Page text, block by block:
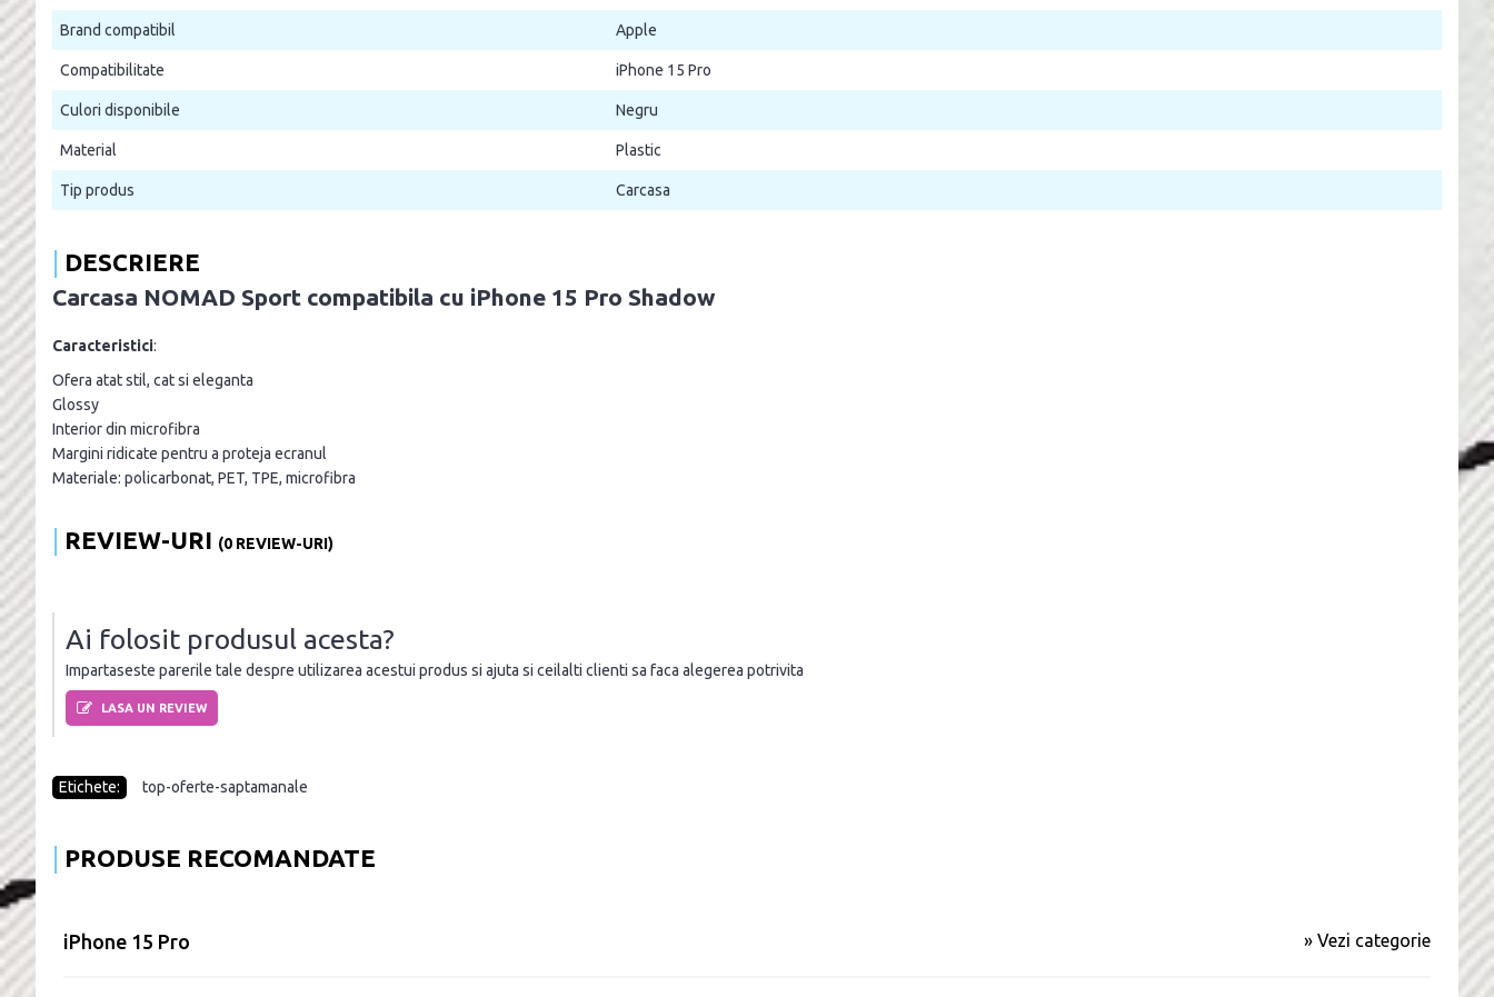
Brand compatibil Apple
Compatibilitate iPhone 15 Pro
Culori disponibile Negru
Material Plastic
Tip produs Carcasa
DESCRIERE
Carcasa NOMAD Sport compatibila cu iPhone 15 Pro Shadow
Caracteristici:
Ofera atat stil, cat si eleganta
Glossy
Interior din microfibra
Margini ridicate pentru a proteja ecranul
Materiale: policarbonat, PET, TPE, microfibra
REVIEW-URI (0 REVIEW-URI)
Ai folosit produsul acesta?
Impartaseste parerile tale despre utilizarea acestui produs si ajuta si ceilalti clienti sa faca alegerea potrivita
LASA UN REVIEW
Etichete: top-oferte-saptamanale
PRODUSE RECOMANDATE
iPhone 15 Pro » Vezi categorie